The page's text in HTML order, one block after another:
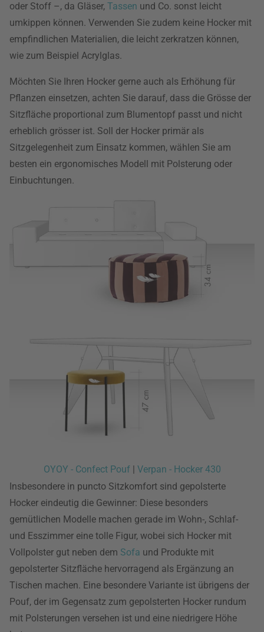
oder Stoff –, da Gläser, Tassen und Co. sonst leicht
umkippen können. Verwenden Sie zudem keine Hocker mit
empfindlichen Materialien, die leicht zerkratzen können,
wie zum Beispiel Acrylglas.
Möchten Sie Ihren Hocker gerne auch als Erhöhung für
Pflanzen einsetzen, achten Sie darauf, dass die Grösse der
Sitzfläche proportional zum Blumentopf passt und nicht
erheblich grösser ist. Soll der Hocker primär als
Sitzgelegenheit zum Einsatz kommen, wählen Sie am
besten ein ergonomisches Modell mit Polsterung oder
Einbuchtungen.
OYOY - Confect Pouf| Verpan - Hocker 430
Insbesondere in puncto Sitzkomfort sind gepolsterte
Hocker eindeutig die Gewinner: Diese besonders
gemütlichen Modelle machen gerade im Wohn-, Schlaf-
und Esszimmer eine tolle Figur, wobei sich Hocker mit
Vollpolster gut neben dem Sofa und Produkte mit
gepolsterter Sitzfläche hervorragend als Ergänzung an
Tischen machen. Eine besondere Variante ist übrigens der
Pouf, der im Gegensatz zum gepolsterten Hocker rundum
mit Polsterungen versehen ist und eine niedrigere Höhe